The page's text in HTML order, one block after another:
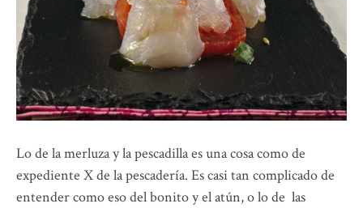
Lo de la merluza y la pescadilla es una cosa como de
expediente X de la pescadería. Es casi tan complicado de
entender como eso del bonito y el atún, o lo de las